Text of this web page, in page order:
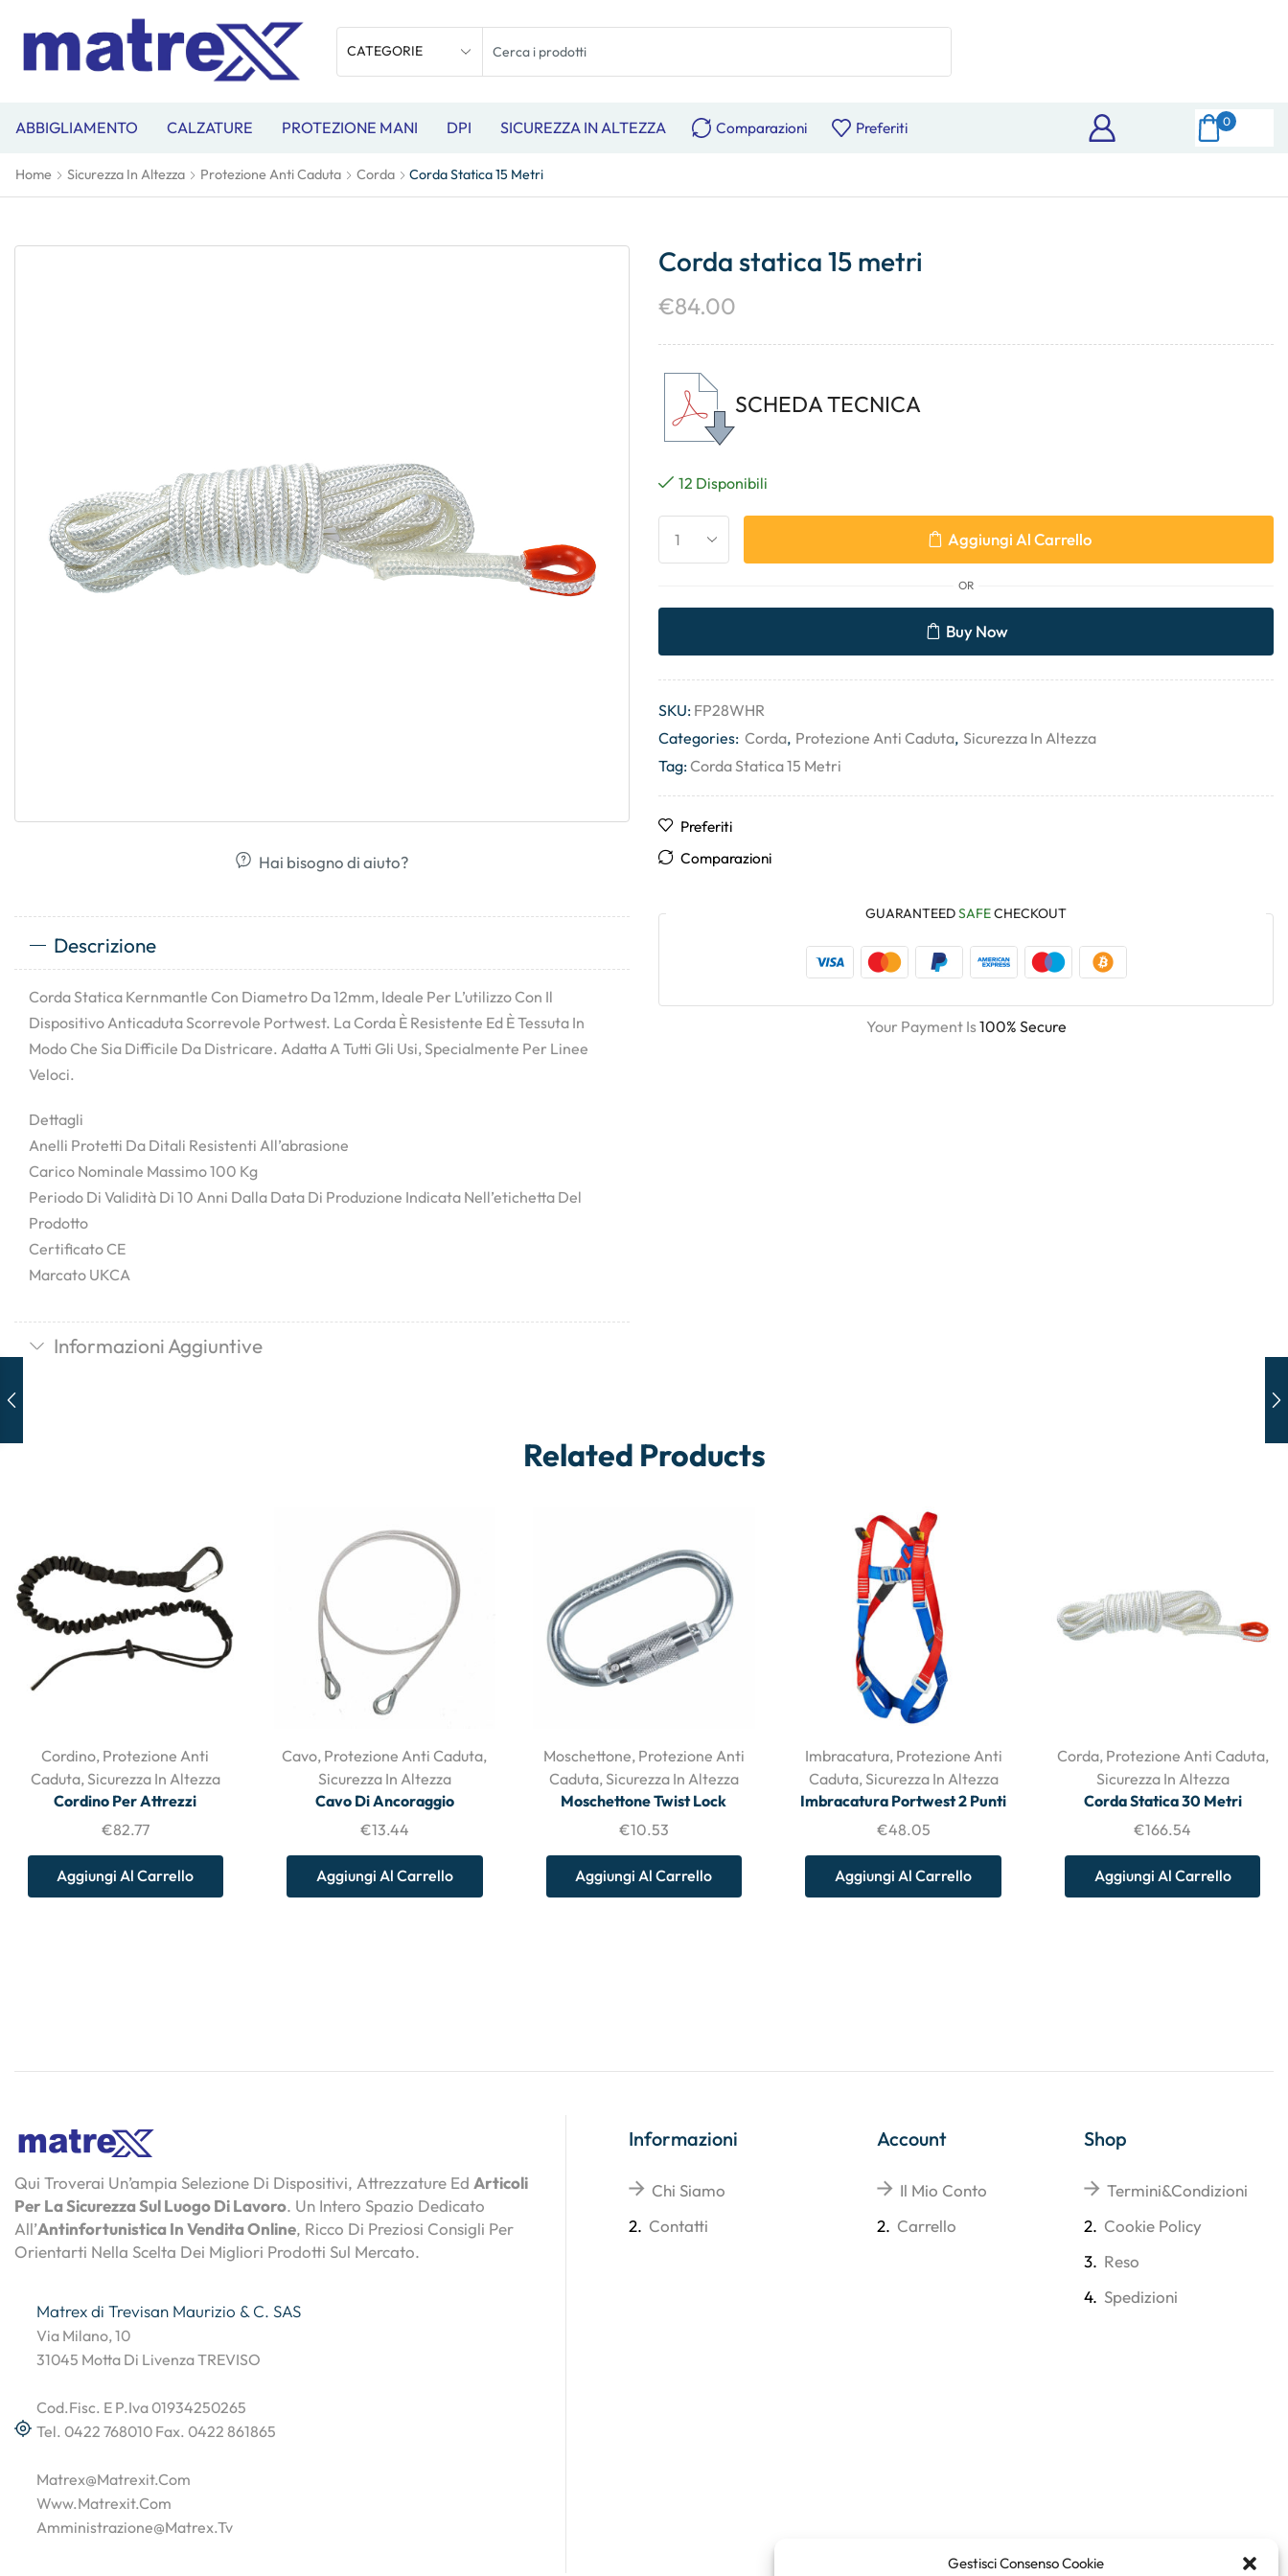
Gestisci Consenso Cookie
ABBIGLIAMENTO CALZATURE PROTEZIONE MANI DPI SICUREZZA IN ALTEZZA Comparazioni Preferiti 0
Home Sicurezza In Altezza Protezione Anti Caduta Corda Corda Statica 15 Metri
Hai bisogno di aiuto?
Descrizione
Corda Statica Kernmantle Con Diametro Da 12mm, Ideale Per L’utilizzo Con Il
Dispositivo Anticaduta Scorrevole Portwest. La Corda È Resistente Ed È Tessuta In
Modo Che Sia Difficile Da Districare. Adatta A Tutti Gli Usi, Specialmente Per Linee
Veloci.
Dettagli
Anelli Protetti Da Ditali Resistenti All’abrasione
Carico Nominale Massimo 100 Kg
Periodo Di Validità Di 10 Anni Dalla Data Di Produzione Indicata Nell’etichetta Del
Prodotto
Certificato CE
Marcato UKCA
Informazioni Aggiuntive
Corda statica 15 metri
€84.00
SCHEDA TECNICA
12 Disponibili
Aggiungi Al Carrello
OR
Buy Now
SKU: FP28WHR
Categories: Corda, Protezione Anti Caduta, Sicurezza In Altezza
Tag:Corda Statica 15 Metri
Preferiti
Comparazioni
GUARANTEEDSAFECHECKOUT
Your Payment Is100% Secure
Related Products
Cordino, Protezione Anti
Caduta, Sicurezza In Altezza
Cordino Per Attrezzi
€82.77
Aggiungi Al Carrello
Cavo, Protezione Anti Caduta,
Sicurezza In Altezza
Cavo Di Ancoraggio
€13.44
Aggiungi Al Carrello
Moschettone, Protezione Anti
Caduta, Sicurezza In Altezza
Moschettone Twist Lock
€10.53
Aggiungi Al Carrello
Imbracatura, Protezione Anti
Caduta, Sicurezza In Altezza
Imbracatura Portwest 2 Punti
€48.05
Aggiungi Al Carrello
Corda, Protezione Anti Caduta,
Sicurezza In Altezza
Corda Statica 30 Metri
€166.54
Aggiungi Al Carrello
Qui Troverai Un’ampia Selezione Di Dispositivi, Attrezzature Ed Articoli
Per La Sicurezza Sul Luogo Di Lavoro. Un Intero Spazio Dedicato
All’Antinfortunistica In Vendita Online, Ricco Di Preziosi Consigli Per
Orientarti Nella Scelta Dei Migliori Prodotti Sul Mercato.
Matrex di Trevisan Maurizio & C. SAS
Via Milano, 10
31045 Motta Di Livenza TREVISO
Cod.Fisc. E P.Iva 01934250265
Tel. 0422 768010 Fax. 0422 861865
Matrex@matrexit.com
Www.matrexit.com
Amministrazione@matrex.tv
Informazioni
Chi Siamo
2. Contatti
Account
Il Mio Conto
2. Carrello
Shop
Termini&Condizioni
2. Cookie Policy
3. Reso
4. Spedizioni